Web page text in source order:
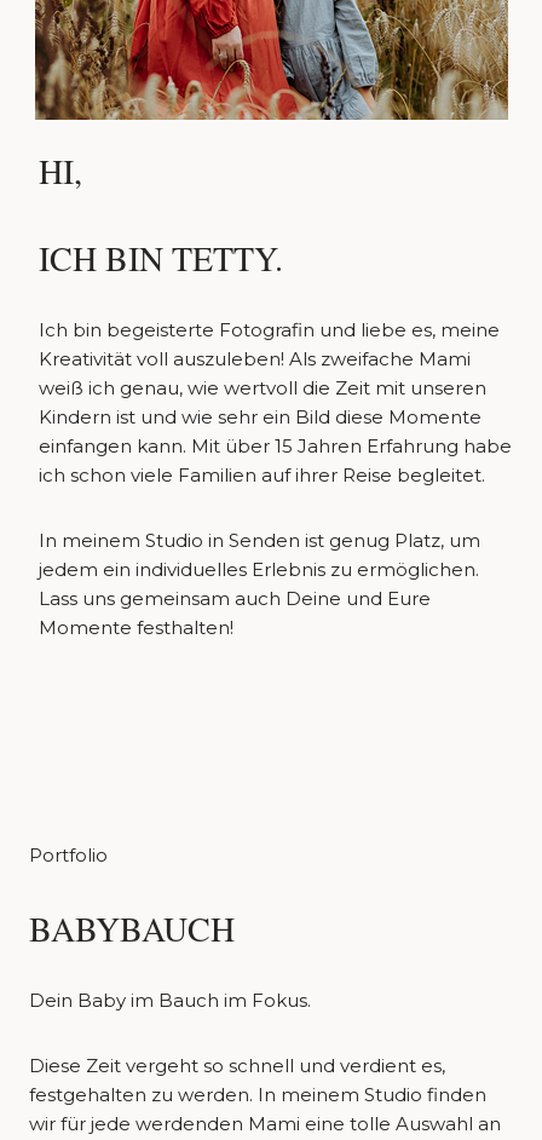
HI,
ICH BIN TETTY.
Ich bin begeisterte Fotografin und liebe es, meine
Kreativität voll auszuleben! Als zweifache Mami
weiß ich genau, wie wertvoll die Zeit mit unseren
Kindern ist und wie sehr ein Bild diese Momente
einfangen kann. Mit über 15 Jahren Erfahrung habe
ich schon viele Familien auf ihrer Reise begleitet.
In meinem Studio in Senden ist genug Platz, um
jedem ein individuelles Erlebnis zu ermöglichen.
Lass uns gemeinsam auch Deine und Eure
Momente festhalten!
Portfolio
BABYBAUCH
Dein Baby im Bauch im Fokus.
Diese Zeit vergeht so schnell und verdient es,
festgehalten zu werden. In meinem Studio finden
wir für jede werdenden Mami eine tolle Auswahl an